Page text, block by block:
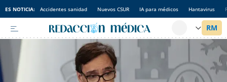
ES NOTICIA: Accidentes sanidad Nuevos CSUR IA para médicos Hantavirus